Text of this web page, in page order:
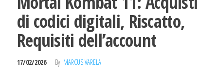
di codici digitali, Riscatto,
Requisiti dell’account
17/02/2026 By MARCUS VARELA